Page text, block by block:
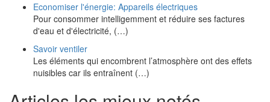
Economiser l'énergie: Appareils électriques
Pour consommer intelligemment et réduire ses factures
d'eau et d'électricité, (…)
Savoir ventiler
Les éléments qui encombrent l’atmosphère ont des effets
nuisibles car ils entraînent (…)